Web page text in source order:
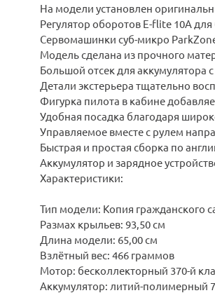
На модели установлен
Регулятор оборотов E-flite 10А
Сервомашинки суб-микро
Модель сделана из прочного
Большой отсек для
Детали экстерьера тщательно
Фигурка пилота в кабине
Удобная посадка благодаря
Управляемое вместе с рулем
Быстрая и простая сборка по
Аккумулятор и зарядное
Характеристики:
Тип модели: Копия гражданского
Размах крыльев: 93,50 см
Длина модели: 65,00 см
Взлётный вес: 466 граммов
Мотор: бесколлекторный 370-й
Аккумулятор: литий-полимерный